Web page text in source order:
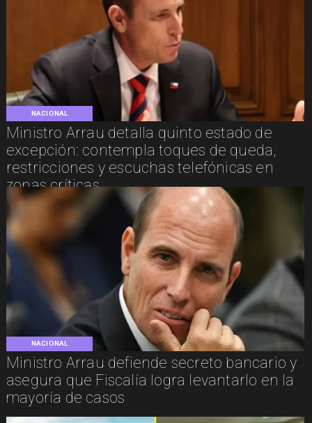
NACIONAL
Ministro Arrau detalla quinto estado de
excepción: contempla toques de queda,
restricciones y escuchas telefónicas en
zonas críticas
NACIONAL
Ministro Arrau defiende secreto bancario y
asegura que Fiscalía logra levantarlo en la
mayoría de casos